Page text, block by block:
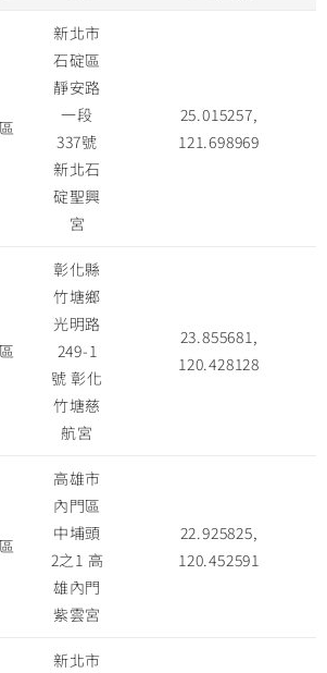
新北市
石碇區
靜安路
一段
337號
新北石
碇聖興
宮
25.015257,
121.698969
彰化縣
竹塘鄉
光明路
249-1
號 彰化
竹塘慈
航宮
23.855681,
120.428128
高雄市
內門區
中埔頭
2之1 高
雄內門
紫雲宮
22.925825,
120.452591
新北市